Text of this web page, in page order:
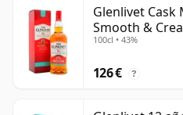
Glenlivet Cask
Smooth &
100cl • 43%
126 € ?